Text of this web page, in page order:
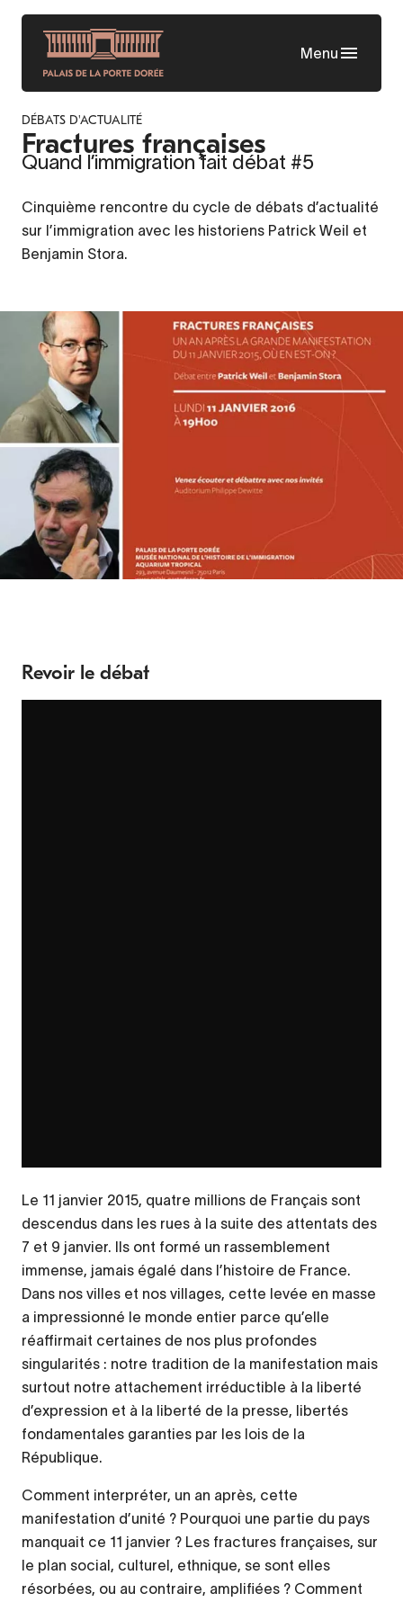
Skip
content
Menu
DÉBATS D'ACTUALITÉ
Fractures françaises
Quand l’immigration fait débat #5
Cinquième rencontre du cycle de débats d’actualité
sur l’immigration avec les historiens Patrick Weil et
Benjamin Stora.
Revoir le débat
Le 11 janvier 2015, quatre millions de Français sont
descendus dans les rues à la suite des attentats des
7 et 9 janvier. Ils ont formé un rassemblement
immense, jamais égalé dans l’histoire de France.
Dans nos villes et nos villages, cette levée en masse
a impressionné le monde entier parce qu’elle
réaffirmait certaines de nos plus profondes
singularités : notre tradition de la manifestation mais
surtout notre attachement irréductible à la liberté
d’expression et à la liberté de la presse, libertés
fondamentales garanties par les lois de la
République.
Comment interpréter, un an après, cette
manifestation d’unité ? Pourquoi une partie du pays
manquait ce 11 janvier ? Les fractures françaises, sur
le plan social, culturel, ethnique, se sont elles
résorbées, ou au contraire, amplifiées ? Comment